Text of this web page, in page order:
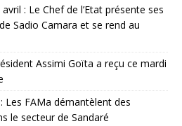
: Le Chef de l’Etat présente ses
Sadio Camara et se rend au
Assimi Goïta a reçu ce mardi
FAMa démantèlent des
le secteur de Sandaré